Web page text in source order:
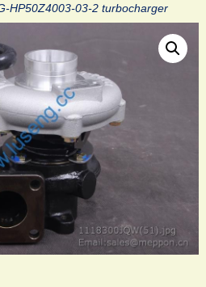
HP50Z4003-03-2 turbocharger